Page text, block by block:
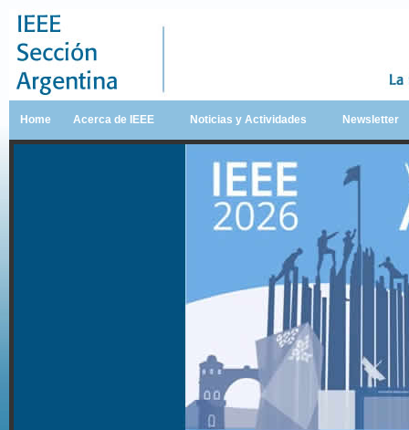
Home Acerca de IEEE Noticias y Actividades Newsletter